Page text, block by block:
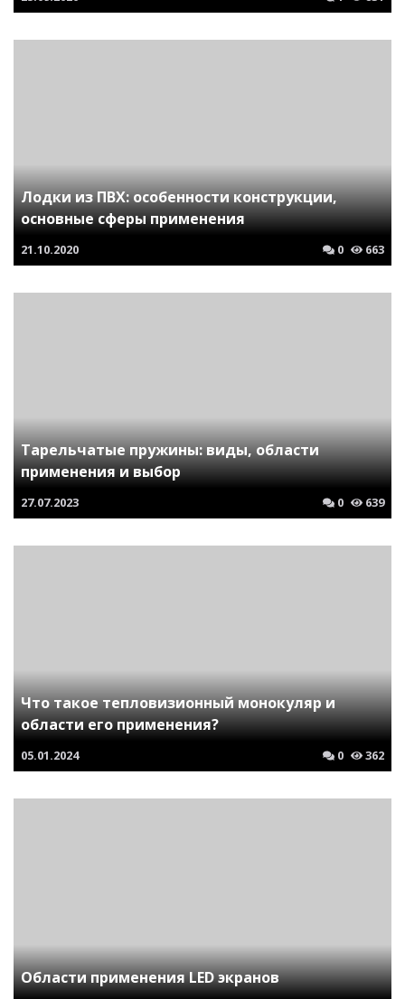
Лодки из ПВХ: особенности конструкции,
основные сферы применения
21.10.2020 0 663
Тарельчатые пружины: виды, области
применения и выбор
27.07.2023 0 639
Что такое тепловизионный монокуляр и
области его применения?
05.01.2024 0 362
Области применения LED экранов